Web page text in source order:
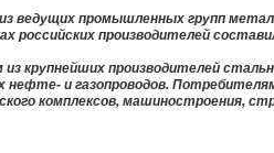
ведущих промышленных групп
российских производителей
крупнейших производителей
нефте- и газопроводов.
комплексов, машиностроения,